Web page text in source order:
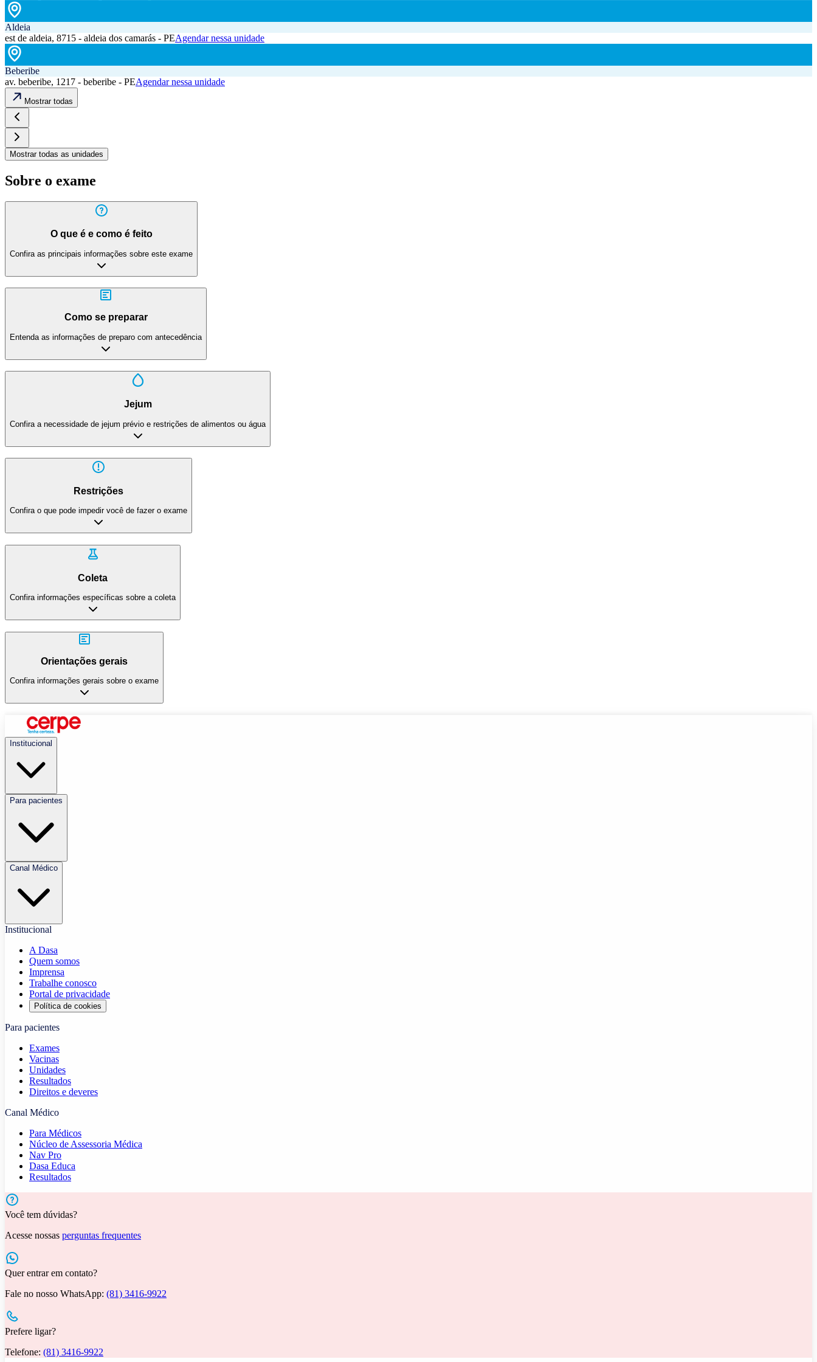
Aldeia
est de aldeia, 8715 - aldeia dos camarás - PEAgendar nessa unidade
Beberibe
av. beberibe, 1217 - beberibe - PEAgendar nessa unidade
Mostrar todas
Mostrar todas as unidades
Sobre o exame
O que é e como é feito
Confira as principais informações sobre este exame
Como se preparar
Entenda as informações de preparo com antecedência
Jejum
Confira a necessidade de jejum prévio e restrições de alimentos ou água
Restrições
Confira o que pode impedir você de fazer o exame
Coleta
Confira informações específicas sobre a coleta
Orientações gerais
Confira informações gerais sobre o exame
Institucional
Para pacientes
Canal Médico
Institucional
A Dasa
Quem somos
Imprensa
Trabalhe conosco
Portal de privacidade
Política de cookies
Para pacientes
Exames
Vacinas
Unidades
Resultados
Direitos e deveres
Canal Médico
Para Médicos
Núcleo de Assessoria Médica
Nav Pro
Dasa Educa
Resultados
Você tem dúvidas?
Acesse nossas perguntas frequentes
Quer entrar em contato?
Fale no nosso WhatsApp: (81) 3416-9922
Prefere ligar?
Telefone: (81) 3416-9922